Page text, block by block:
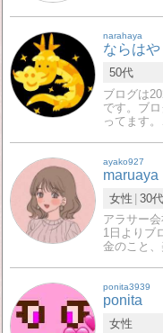
narahaya
ならはや
50代
ブログは
です。ブ
ってます。
ayako927
maruaya
女性 30代
アラサー
1日よりブ
金のこと
ponita3939
ponita
女性